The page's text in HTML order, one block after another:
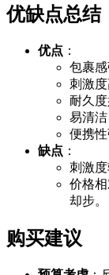
优缺点总结
优点 ：
包裹感
刺激
耐久
易清洁
便携
缺点 ：
刺激度
价格
却步。
购买建议